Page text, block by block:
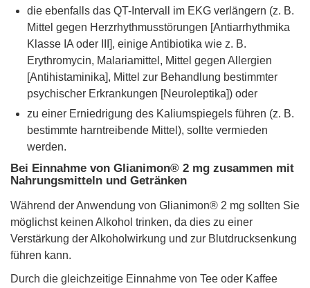
die ebenfalls das QT-Intervall im EKG verlängern (z. B.
Mittel gegen Herzrhythmusstörungen [Antiarrhythmika
Klasse IA oder III], einige Antibiotika wie z. B.
Erythromycin, Malariamittel, Mittel gegen Allergien
[Antihistaminika], Mittel zur Behandlung bestimmter
psychischer Erkrankungen [Neuroleptika]) oder
zu einer Erniedrigung des Kaliumspiegels führen (z. B.
bestimmte harntreibende Mittel), sollte vermieden
werden.
Bei Einnahme von Glianimon® 2 mg zusammen mit
Nahrungsmitteln und Getränken
Während der Anwendung von Glianimon® 2 mg sollten Sie
möglichst keinen Alkohol trinken, da dies zu einer
Verstärkung der Alkoholwirkung und zur Blutdrucksenkung
führen kann.
Durch die gleichzeitige Einnahme von Tee oder Kaffee